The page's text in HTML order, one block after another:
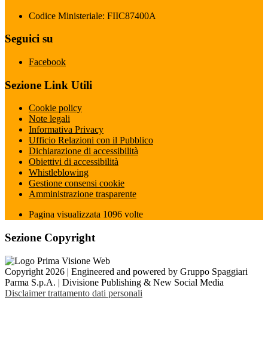
Codice Ministeriale: FIIC87400A
Seguici su
Facebook
Sezione Link Utili
Cookie policy
Note legali
Informativa Privacy
Ufficio Relazioni con il Pubblico
Dichiarazione di accessibilità
Obiettivi di accessibilità
Whistleblowing
Gestione consensi cookie
Amministrazione trasparente
Pagina visualizzata 1096 volte
Sezione Copyright
Copyright 2026 | Engineered and powered by Gruppo Spaggiari
Parma S.p.A. | Divisione Publishing & New Social Media
Disclaimer trattamento dati personali